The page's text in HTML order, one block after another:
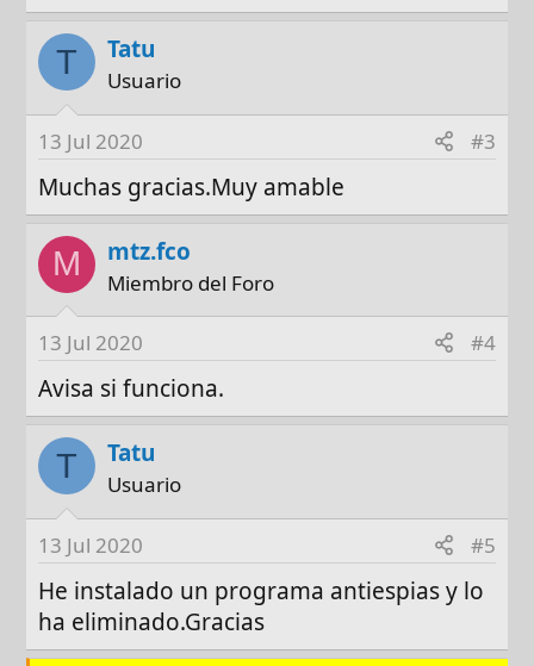
T Tatu
Usuario
13 Jul 2020 #3
Muchas gracias.Muy amable
M mtz.fco
Miembro del Foro
13 Jul 2020 #4
Avisa si funciona.
T Tatu
Usuario
13 Jul 2020 #5
He instalado un programa antiespias y lo
ha eliminado.Gracias